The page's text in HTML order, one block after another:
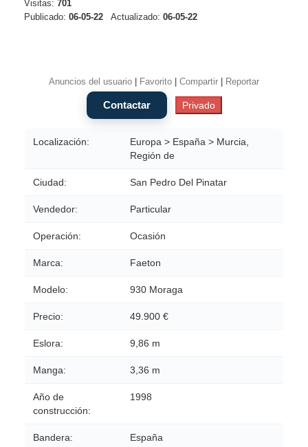
Visitas: 701
Publicado: 06-05-22 Actualizado: 06-05-22
Anuncios del usuario Favorito Compartir Reportar
Localización:
Europa > España > Murcia,
Región de
Ciudad: San Pedro Del Pinatar
Vendedor: Particular
Operación: Ocasión
Marca: Faeton
Modelo: 930 Moraga
Precio: 49.900 €
Eslora: 9,86 m
Manga: 3,36 m
Año de
construcción:
1998
Bandera: España